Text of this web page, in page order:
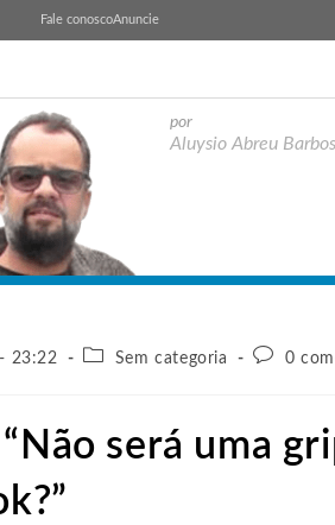
Fale conoscoAnuncie
por
Aluysio Abreu
23:22 Sem categoria 0
será uma